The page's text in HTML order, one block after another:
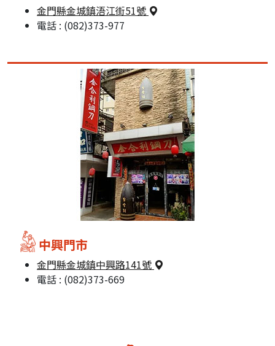
金門縣金城鎮浯江街51號
電話 : (082)373-977
中興門市
金門縣金城鎮中興路141號
電話 : (082)373-669